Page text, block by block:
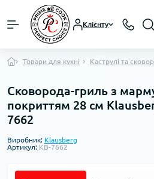
Клієнту
Товари для кухні Каструлі та
Сковорода-гриль з
покриттям 28 см
7662
Виробник: Klausberg
Артикул: KB-7662